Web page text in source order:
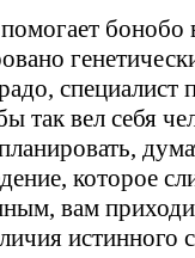
так вел себя
которое
вам
истинного